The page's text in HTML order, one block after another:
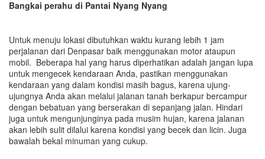
Bangkai perahu di Pantai Nyang Nyang
Untuk menuju lokasi dibutuhkan waktu kurang lebih 1 jam
perjalanan dari Denpasar baik menggunakan motor ataupun
mobil. Beberapa hal yang harus diperhatikan adalah jangan lupa
untuk mengecek kendaraan Anda, pastikan menggunakan
kendaraan yang dalam kondisi masih bagus, karena ujung-
ujungnya Anda akan melalui jalanan tanah berkapur bercampur
dengan bebatuan yang berserakan di sepanjang jalan. Hindari
juga untuk mengunjunginya pada musim hujan, karena jalanan
akan lebih sulit dilalui karena kondisi yang becek dan licin. Juga
bawalah bekal minuman yang cukup.